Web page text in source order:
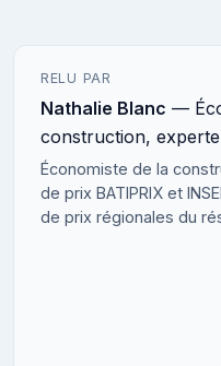
RELU PAR
Nathalie Blanc —
construction,
Économiste de la
de prix BATIPRIX et
de prix régionales du